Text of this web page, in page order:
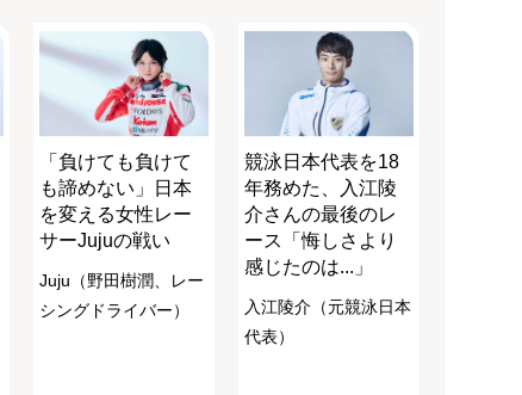
「負けても負けて
も諦めない」日本
を変える女性レー
サーJujuの戦い
Juju（野田樹潤、レー
シングドライバー）
競泳日本代表を18
年務めた、入江陵
介さんの最後のレ
ース「悔しさより
感じたのは...」
入江陵介（元競泳日本
代表）